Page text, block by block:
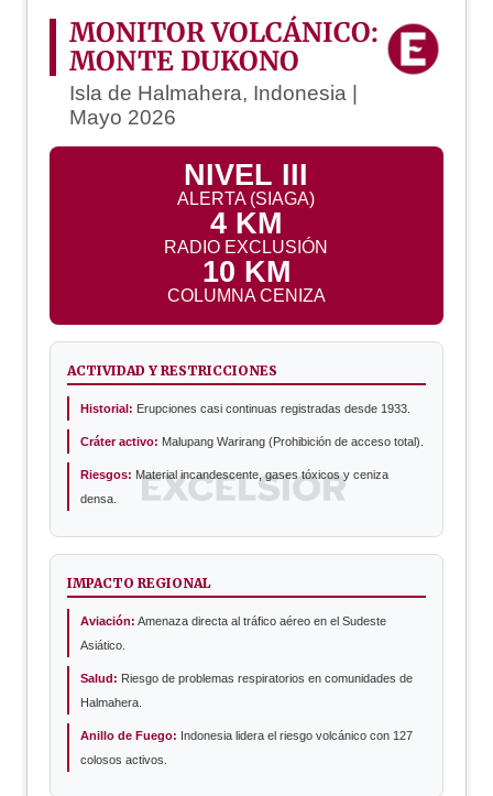
MONITOR VOLCÁNICO:
MONTE DUKONO
Isla de Halmahera, Indonesia |
Mayo 2026
NIVEL III
ALERTA (SIAGA)
4 KM
RADIO EXCLUSIÓN
10 KM
COLUMNA CENIZA
ACTIVIDAD Y RESTRICCIONES
Historial: Erupciones casi continuas registradas desde 1933.
Cráter activo: Malupang Warirang (Prohibición de acceso total).
Riesgos: Material incandescente, gases tóxicos y ceniza
densa.
IMPACTO REGIONAL
Aviación: Amenaza directa al tráfico aéreo en el Sudeste
Asiático.
Salud: Riesgo de problemas respiratorios en comunidades de
Halmahera.
Anillo de Fuego: Indonesia lidera el riesgo volcánico con 127
colosos activos.